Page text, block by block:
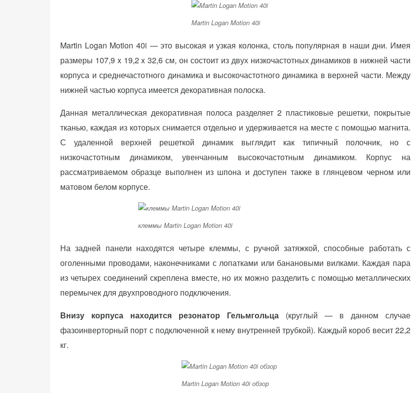
Martin Logan Motion 40i
Martin Logan Motion 40i — это высокая и узкая колонка, столь популярная в наши дни. Имея
размеры 107,9 x 19,2 x 32,6 см, он состоит из двух низкочастотных динамиков в нижней части
корпуса и среднечастотного динамика и высокочастотного динамика в верхней части. Между
нижней частью корпуса имеется декоративная полоска.
Данная металлическая декоративная полоса разделяет 2 пластиковые решетки, покрытые
тканью, каждая из которых снимается отдельно и удерживается на месте с помощью магнита.
С удаленной верхней решеткой динамик выглядит как типичный полочник, но с
низкочастотным динамиком, увенчанным высокочастотным динамиком. Корпус на
рассматриваемом образце выполнен из шпона и доступен также в глянцевом черном или
матовом белом корпусе.
клеммы Martin Logan Motion 40i
На задней панели находятся четыре клеммы, с ручной затяжкой, способные работать с
оголенными проводами, наконечниками с лопатками или банановыми вилками. Каждая пара
из четырех соединений скреплена вместе, но их можно разделить с помощью металлических
перемычек для двухпроводного подключения.
Внизу корпуса находится резонатор Гельмгольца (круглый — в данном случае
фазоинверторный порт с подключенной к нему внутренней трубкой). Каждый короб весит 22,2
кг.
Martin Logan Motion 40i обзор